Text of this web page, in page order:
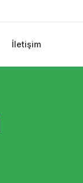
İletişim